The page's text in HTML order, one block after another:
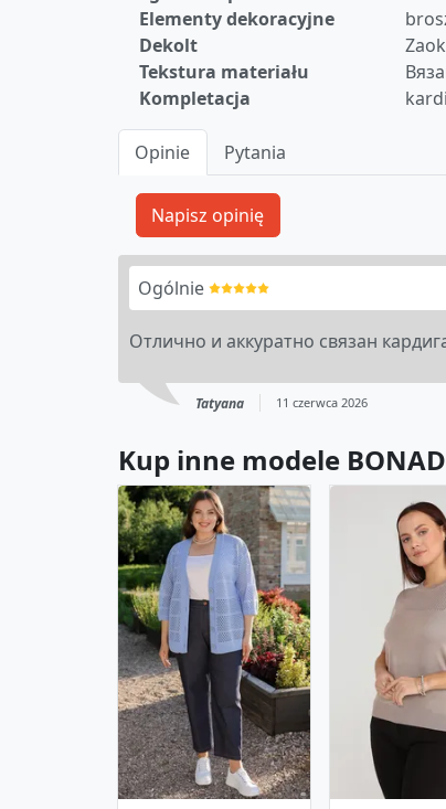
Elementy dekoracyjne
Dekolt
Tekstura materiału
Kompletacja
Opinie Pytania
Ogólnie
Отлично и аккуратно связан
Tatyana 11 czerwca 2026
Kup inne modele